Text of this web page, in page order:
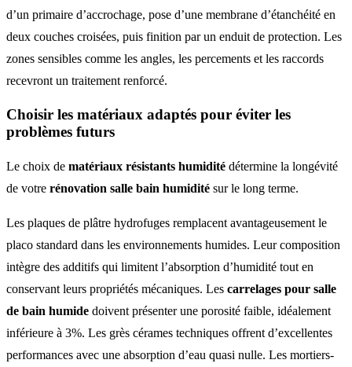
d’un primaire d’accrochage, pose d’une membrane d’étanchéité en
deux couches croisées, puis finition par un enduit de protection. Les
zones sensibles comme les angles, les percements et les raccords
recevront un traitement renforcé.
Choisir les matériaux adaptés pour éviter les
problèmes futurs
Le choix de matériaux résistants humidité détermine la longévité
de votre rénovation salle bain humidité sur le long terme.
Les plaques de plâtre hydrofuges remplacent avantageusement le
placo standard dans les environnements humides. Leur composition
intègre des additifs qui limitent l’absorption d’humidité tout en
conservant leurs propriétés mécaniques. Les carrelages pour salle
de bain humide doivent présenter une porosité faible, idéalement
inférieure à 3%. Les grès cérames techniques offrent d’excellentes
performances avec une absorption d’eau quasi nulle. Les mortiers-